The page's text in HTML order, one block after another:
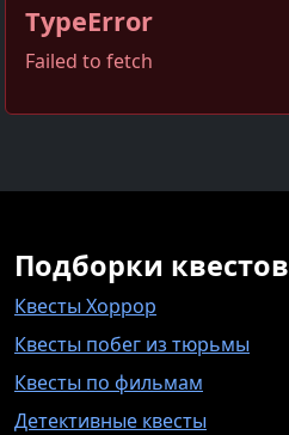
TypeError
Failed to fetch
Подборки квестов
Квесты Хоррор
Квесты побег из тюрьмы
Квесты по фильмам
Детективные квесты